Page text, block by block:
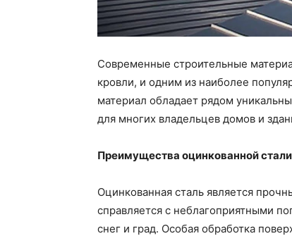
Современные строительные
кровли, и одним из наиболее
материал обладает рядом
для многих владельцев домов и
Преимущества оцинкованной стали
Оцинкованная сталь является
справляется с неблагоприятными
снег и град. Особая обработка